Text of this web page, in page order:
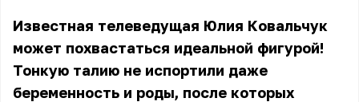
Известная телеведущая Юлия Ковальчук
может похвастаться идеальной фигурой!
Тонкую талию не испортили даже
беременность и роды, после которых